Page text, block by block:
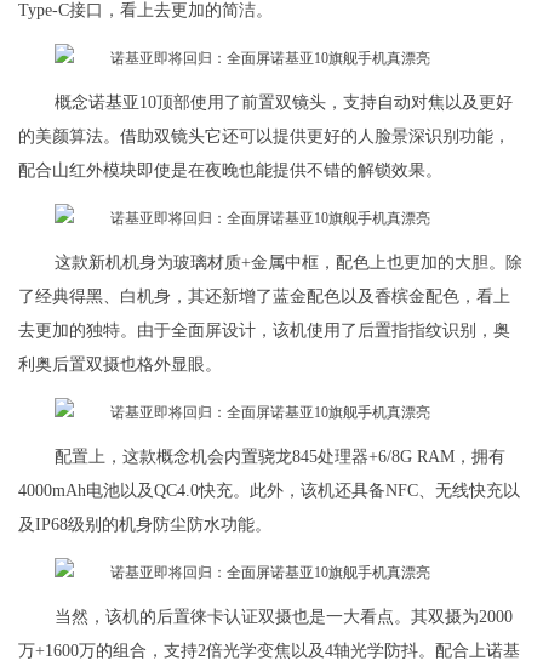
Type-C接口，看上去更加的简洁。
概念诺基亚10顶部使用了前置双镜头，支持自动对焦以及更好
的美颜算法。借助双镜头它还可以提供更好的人脸景深识别功能，
配合山红外模块即使是在夜晚也能提供不错的解锁效果。
这款新机机身为玻璃材质+金属中框，配色上也更加的大胆。除
了经典得黑、白机身，其还新增了蓝金配色以及香槟金配色，看上
去更加的独特。由于全面屏设计，该机使用了后置指指纹识别，奥
利奥后置双摄也格外显眼。
配置上，这款概念机会内置骁龙845处理器+6/8G RAM，拥有
4000mAh电池以及QC4.0快充。此外，该机还具备NFC、无线快充以
及IP68级别的机身防尘防水功能。
当然，该机的后置徕卡认证双摄也是一大看点。其双摄为2000
万+1600万的组合，支持2倍光学变焦以及4轴光学防抖。配合上诺基